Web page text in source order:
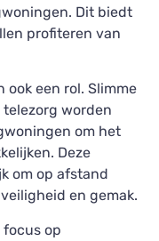
Dit biedt
profiteren van
ook een rol. Slimme
worden
om het
Deze
om op afstand
en gemak.
focus op